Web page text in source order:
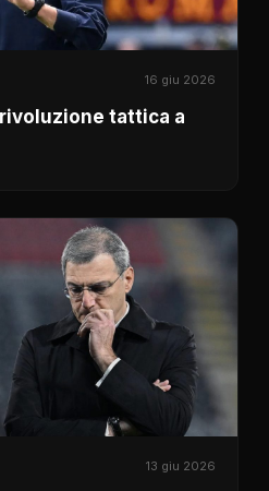
16 giu 2026
tattica a
13 giu 2026